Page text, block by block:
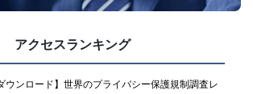
アクセスランキング
ウンロード】世界のプライバシー保護規制調査レ